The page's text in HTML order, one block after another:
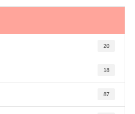
20
18
87